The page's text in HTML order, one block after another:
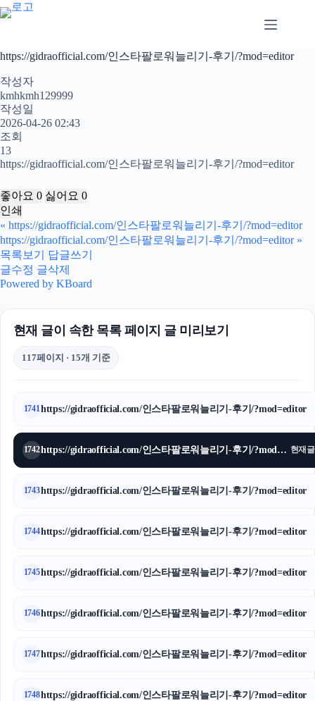
본
문
로
너
뛰
기
https://gidraofficial.com/인스타팔로워늘리기-후기/?mod=editor
작성자
kmhkmh129999
작성일
2026-04-26 02:43
조회
13
https://gidraofficial.com/인스타팔로워늘리기-후기/?mod=editor
좋아요 0 싫어요 0
인쇄
« https://gidraofficial.com/인스타팔로워늘리기-후기/?mod=editor
https://gidraofficial.com/인스타팔로워늘리기-후기/?mod=editor »
목록보기
답글쓰기
글수정 글삭제
Powered by KBoard
현재 글이 속한 목록 페이지 글 미리보기
117페이지 · 15개 기준
1741https://gidraofficial.com/인스타팔로워늘리기-후기/?mod=editor
1742 https://gidraofficial.com/인스타팔로워늘리기-후기/?mod=editor 현재글
1743https://gidraofficial.com/인스타팔로워늘리기-후기/?mod=editor
1744https://gidraofficial.com/인스타팔로워늘리기-후기/?mod=editor
1745https://gidraofficial.com/인스타팔로워늘리기-후기/?mod=editor
1746https://gidraofficial.com/인스타팔로워늘리기-후기/?mod=editor
1747https://gidraofficial.com/인스타팔로워늘리기-후기/?mod=editor
1748https://gidraofficial.com/인스타팔로워늘리기-후기/?mod=editor